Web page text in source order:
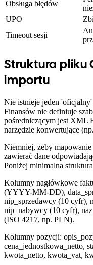
Obsługa błędów
UPO
Timeout sesji
Struktura pliku
importu
Nie istnieje jeden
Finansów nie definiuje
pośredniczącym jest XML
narzędzie konwertujące
Niemniej, żeby
zawierać dane
Poniżej minimalna
Kolumny nagłówkowe
(YYYY-MM-DD),
nip_sprzedawcy (10 cyfr),
nip_nabywcy (10 cyfr),
(ISO 4217, np. PLN).
Kolumny pozycji:
cena_jednostkowa_netto,
kwota_netto, kwota_vat,